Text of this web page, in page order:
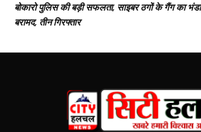
बोकारो पुलिस की बड़ी सफलता, साइबर ठगों के गैंग का
बरामद, तीन गिरफ्तार